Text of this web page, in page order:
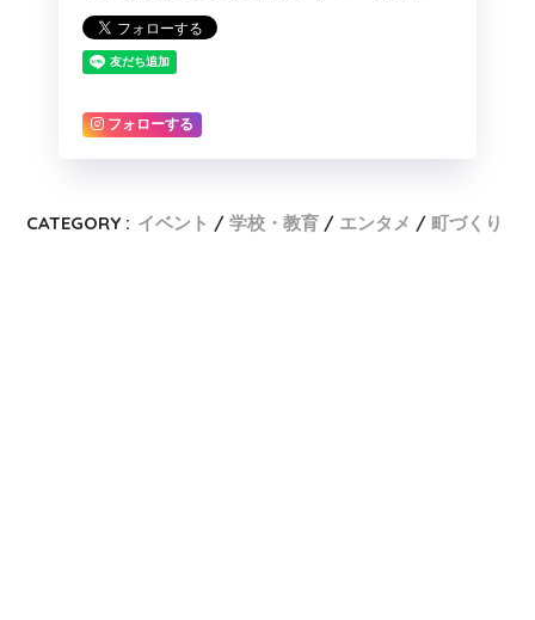
フォローする
CATEGORY : イベント 学校・教育 エンタメ 町づくり